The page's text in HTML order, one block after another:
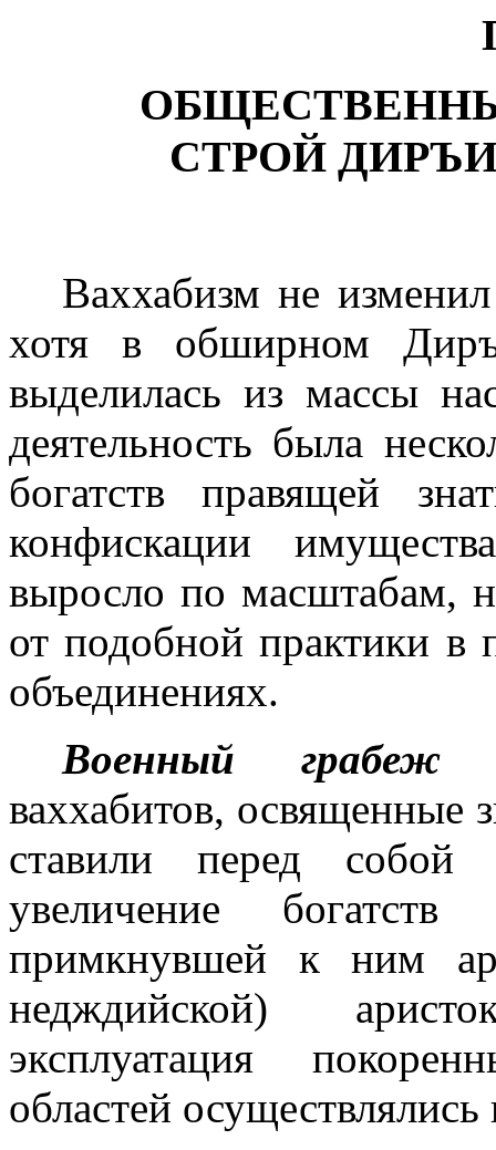
СТРОЙ
Ваххабизм не
хотя в обшир­ном
выделилась из массы
деятельность была
богатств правящей
конфискации
выросло по масштабам,
от подобной практики в
объединениях.
Военный
ваххабитов, освященные
ста­вили перед
увеличение
примкнувшей к ним
недждийской)
эксплуатация
областей